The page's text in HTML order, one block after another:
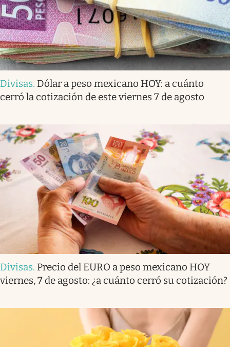
Divisas. Dólar a peso mexicano HOY: a cuánto
cerró la cotización de este viernes 7 de agosto
Divisas. Precio del EURO a peso mexicano HOY
viernes, 7 de agosto: ¿a cuánto cerró su cotización?